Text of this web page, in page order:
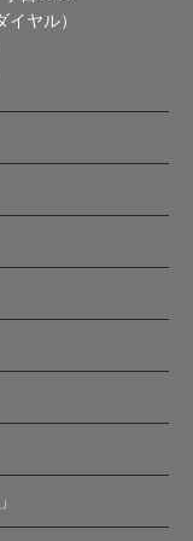
ヤル）